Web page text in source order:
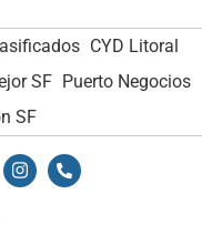
CYD Litoral
SF Puerto Negocios
SF